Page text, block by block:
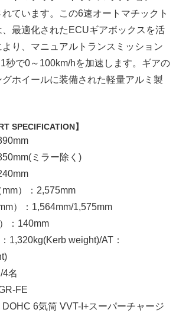
ています。この6速オートマチックト
最適化されたECUギアボックスを活
り、マニュアルトランスミッション
秒で0～100km/hを加速します。ギアの
ホイールに装備された軽量アルミ製
SPECIFICATION】
ミラー除く)
mm）：2,575mm
）：1,564mm/1,575mm
：140mm
1,320kg(Kerb weight)/AT：
4名
FE
DOHC 6気筒 VVT-I+スーパーチャージ